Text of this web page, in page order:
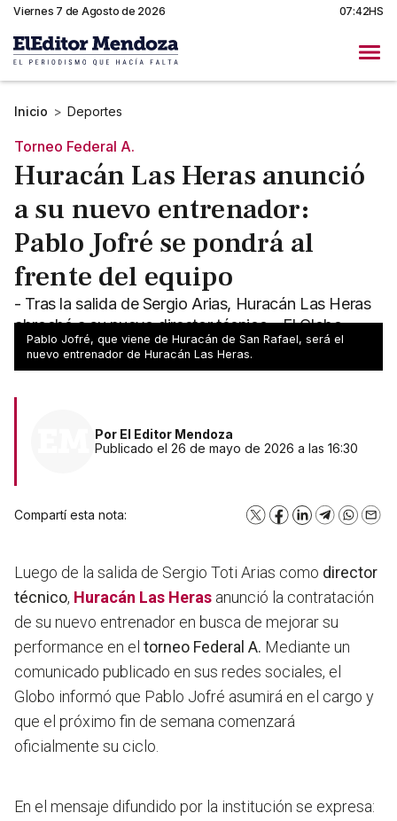
Viernes 7 de Agosto de 2026 07:42HS
Inicio > Deportes
Torneo Federal A.
Huracán Las Heras anunció
a su nuevo entrenador:
Pablo Jofré se pondrá al
frente del equipo
- Tras la salida de Sergio Arias, Huracán Las Heras
abrochó a su nuevo director técnico - El Globo
buscará salir adelante
Pablo Jofré, que viene de Huracán de San Rafael, será el
nuevo entrenador de Huracán Las Heras.
Por El Editor Mendoza
Publicado el 26 de mayo de 2026 a las 16:30
Compartí esta nota: X Facebook
LinkedInTelegram
Luego de la salida de Sergio Toti Arias como director
técnico, Huracán Las Heras anunció la contratación
de su nuevo entrenador en busca de mejorar su
performance en el torneo Federal A. Mediante un
comunicado publicado en sus redes sociales, el
Globo informó que Pablo Jofré asumirá en el cargo y
que el próximo fin de semana comenzará
oficialmente su ciclo.
En el mensaje difundido por la institución se expresa: